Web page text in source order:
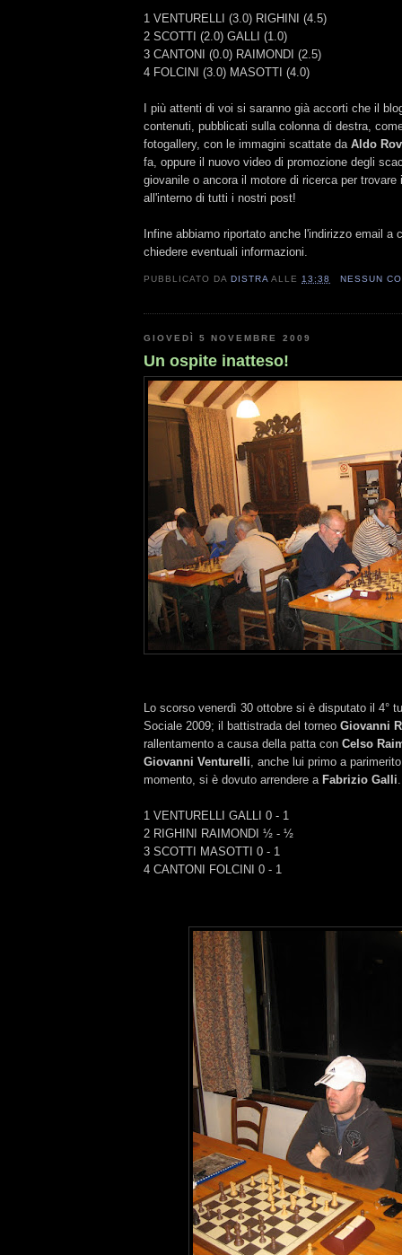
1 VENTURELLI (3.0) RIGHINI (4.5)
2 SCOTTI (2.0) GALLI (1.0)
3 CANTONI (0.0) RAIMONDI (2.5)
4 FOLCINI (3.0) MASOTTI (4.0)
I più attenti di voi si saranno già accorti che il
contenuti, pubblicati sulla colonna di destra,
fotogallery, con le immagini scattate da Aldo
fa, oppure il nuovo video di promozione degli
giovanile o ancora il motore di ricerca per trovare
all'interno di tutti i nostri post!
Infine abbiamo riportato anche l'indirizzo email a
chiedere eventuali informazioni.
PUBBLICATO DADISTRA ALLE13:38 NESSUN
GIOVEDÌ 5 NOVEMBRE 2009
Un ospite inatteso!
Lo scorso venerdì 30 ottobre si è disputato il 4°
Sociale 2009; il battistrada del torneo Giovanni
rallentamento a causa della patta con Celso
Giovanni Venturelli, anche lui primo a
momento, si è dovuto arrendere a Fabrizio Galli.
1 VENTURELLI GALLI 0 - 1
2 RIGHINI RAIMONDI ½ - ½
3 SCOTTI MASOTTI 0 - 1
4 CANTONI FOLCINI 0 - 1